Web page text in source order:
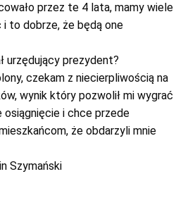
przez te 4 lata, mamy wiele
to dobrze, że będą one
urzędujący prezydent?
czekam z niecierpliwością na
wynik który pozwolił mi wygrać
i chce przede
że obdarzyli mnie
Szymański